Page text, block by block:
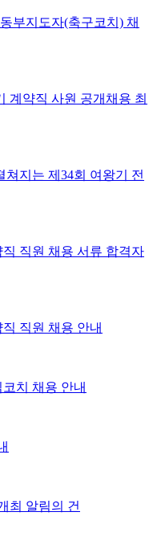
부지도자(축구코치) 채
계약직 사원 공개채용 최
지는 제34회 여왕기 전
직원 채용 서류 합격자
직원 채용 안내
치 채용 안내
최 알림의 건